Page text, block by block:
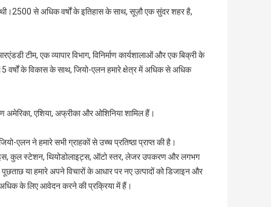
से अधिक वर्षों के इतिहास के साथ, सूज़ौ एक सुंदर शहर है,
टीम, एक व्यापार विभाग, विनिर्माण कार्यशालाओं और एक बिक्री के
के विकास के साथ, जियो-एलन हमारे क्षेत्र में अधिक से अधिक
अमेरिका, एशिया, अफ्रीका और ओशिनिया शामिल हैं।
एलन ने हमारे सभी ग्राहकों से उच्च प्रतिष्ठा प्राप्त की है।
कुल स्टेशन, थियोडोलाइट्स, ऑटो स्तर, लेजर उपकरण और लगभग
या हमारे अपने विचारों के आधार पर नए उत्पादों को डिजाइन और
अधिक के लिए आवेदन करने की प्रक्रिया में हैं।